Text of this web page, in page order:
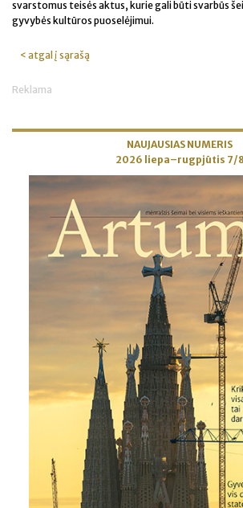
svarstomus teisės aktus, kurie gali būti svarbūs
gyvybės kultūros puoselėjimui.
< atgal į sąrašą
Reklama
NAUJAUSIAS NUMERIS
2026 liepa–rugpjūtis 7/8